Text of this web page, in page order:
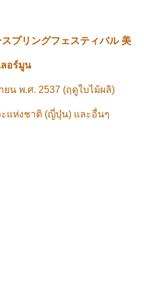
スプリングフェスティバル 美
ลอร์มูน
ยน พ.ศ. 2537 (ฤดูใบไม้ผลิ)
แห่งชาติ (ญี่ปุ่น) และอื่นๆ